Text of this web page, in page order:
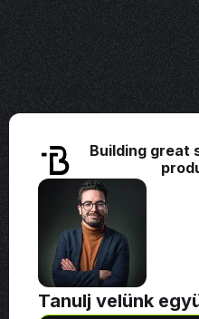
Building great
Tanulj velünk